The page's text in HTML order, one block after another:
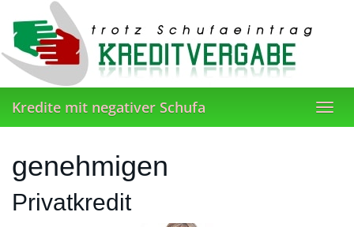
main
content
Kredite mit negativer Schufa
genehmigen
Privatkredit